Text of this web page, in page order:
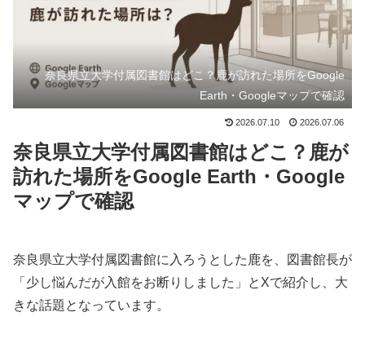
奈良県立大学付属図書館はどこ？鹿が訪れた場所をGoogle
Earth・Googleマップで確認
2026.07.10 2026.07.06
奈良県立大学付属図書館はどこ？鹿が
訪れた場所をGoogle Earth・Google
マップで確認
奈良県立大学付属図書館に入ろうとした鹿を、図書館長が
「少し悩んだが入館をお断りしました」とXで紹介し、大
きな話題となっています。